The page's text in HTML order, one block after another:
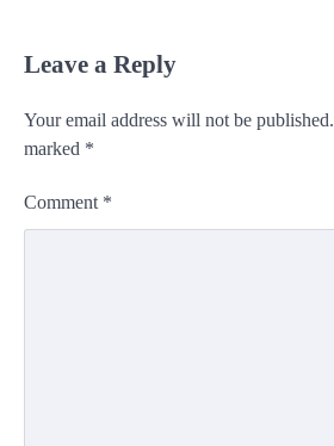
Leave a Reply
Your email address will not be published.
marked *
Comment *